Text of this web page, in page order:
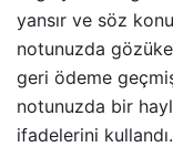
yansır ve söz
notunuzda
geri ödeme
notunuzda bir
ifadelerini kullandı.